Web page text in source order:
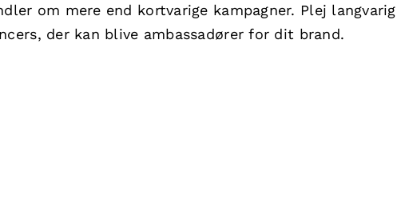
om mere end kortvarige kampagner. Plej
der kan blive ambassadører for dit brand.